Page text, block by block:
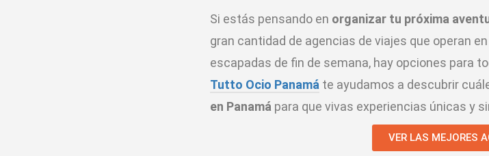
Si estás pensando en organizar tu próxima
gran cantidad de agencias de viajes que operan
escapadas de fin de semana, hay opciones para
Tutto Ocio Panamá te ayudamos a descubrir
en Panamá para que vivas experiencias únicas y
VER LAS MEJORES